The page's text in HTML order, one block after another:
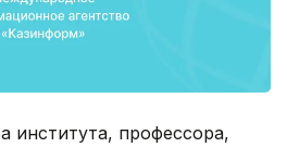
института, профессора,